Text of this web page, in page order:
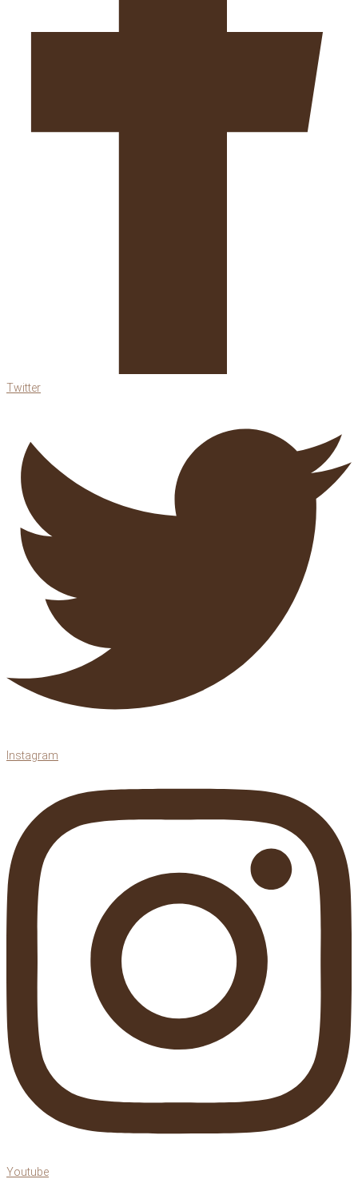
Twitter
Instagram
Youtube